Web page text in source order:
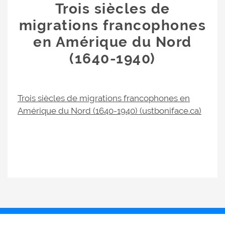
Trois siècles de
migrations francophones
en Amérique du Nord
(1640-1940)
Trois siècles de migrations francophones en
Amérique du Nord (1640-1940) (ustboniface.ca)